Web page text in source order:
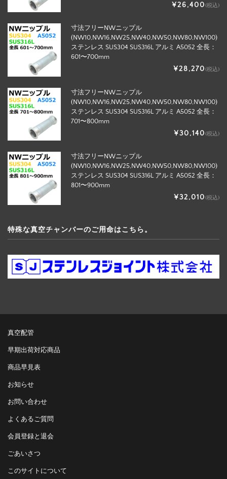
¥26,400(税込)
寸法フリーNWニップル
(NW10,NW16,NW25,NW40,NW50,NW80,NW100)
ステンレス SUS304 SUS316L アルミ A5052 全長：
601〜700mm
¥28,270(税込)
寸法フリーNWニップル
(NW10,NW16,NW25,NW40,NW50,NW80,NW100)
ステンレス SUS304 SUS316L アルミ A5052 全長：
701〜800mm
¥30,140(税込)
寸法フリーNWニップル
(NW10,NW16,NW25,NW40,NW50,NW80,NW100)
ステンレス SUS304 SUS316L アルミ A5052 全長：
801〜900mm
¥32,010(税込)
特殊な真空チャンバーのご用命はこちら。
真空配管
早期出荷対応商品
商品早見表
お知らせ
お問い合わせ
よくあるご質問
会員登録と退会
ごあいさつ
このサイトについて